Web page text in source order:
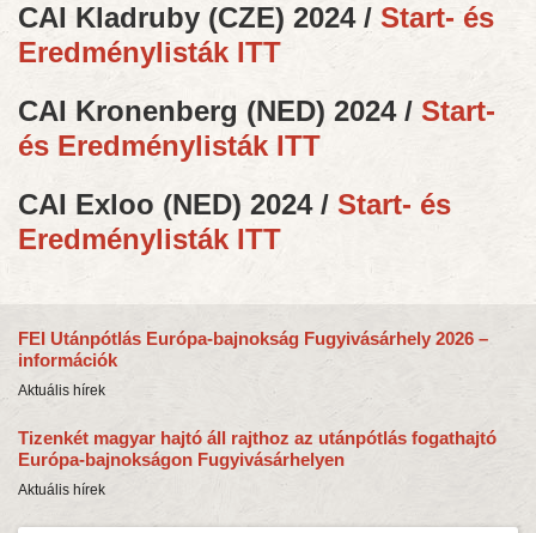
CAI Kladruby (CZE) 2024 / Start- és
Eredménylisták ITT
CAI Kronenberg (NED) 2024 / Start-
és Eredménylisták ITT
CAI Exloo (NED) 2024 / Start- és
Eredménylisták ITT
FEI Utánpótlás Európa-bajnokság Fugyivásárhely 2026 –
információk
Aktuális hírek
Tizenkét magyar hajtó áll rajthoz az utánpótlás fogathajtó
Európa-bajnokságon Fugyivásárhelyen
Aktuális hírek